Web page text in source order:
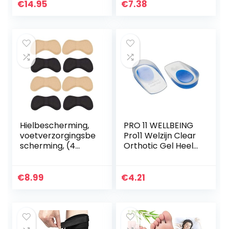
€14.95 €7.38
Hielbescherming,
voetverzorgingsbe
scherming, (4
voor dames of
€8.99
PRO 11 WELLBEING
Pro11 Welzijn Clear
Orthotic Gel Heel
hielspoor (7,5-12,
€4.21